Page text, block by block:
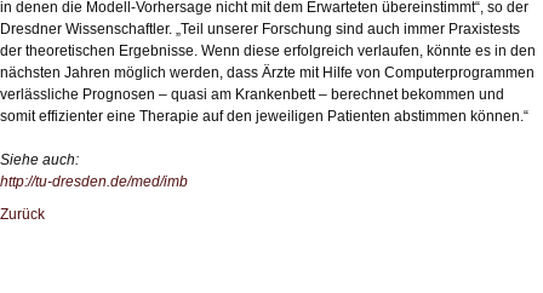
in denen die Modell-Vorhersage nicht mit dem Erwarteten übereinstimmt“, so der
Dresdner Wissenschaftler. „Teil unserer Forschung sind auch immer Praxistests
der theoretischen Ergebnisse. Wenn diese erfolgreich verlaufen, könnte es in den
nächsten Jahren möglich werden, dass Ärzte mit Hilfe von Computerprogrammen
verlässliche Prognosen – quasi am Krankenbett – berechnet bekommen und
somit effizienter eine Therapie auf den jeweiligen Patienten abstimmen können.“
Siehe auch:
http://tu-dresden.de/med/imb
Zurück